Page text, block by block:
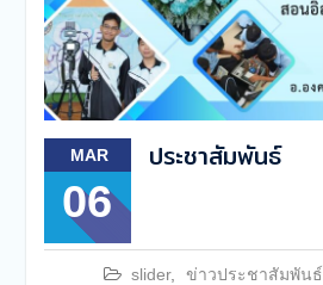
MAR
06
ประชาสัมพันธ์
slider, ข่าวประชาสัมพันธ์